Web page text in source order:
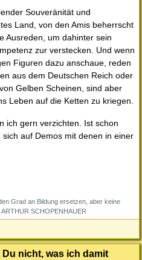
Souveränität und
Land, von den Amis beherrscht
Ausreden, um dahinter sein
zur verstecken. Und wenn
Figuren dazu anschaue, reden
aus dem Deutschen Reich oder
Gelben Scheinen, sind aber
Leben auf die Ketten zu kriegen.
ich gern verzichten. Ist schon
auf Demos mit denen in einer
Grad an Bildung ersetzen, aber keine
SCHOPENHAUER
nicht, was ich damit